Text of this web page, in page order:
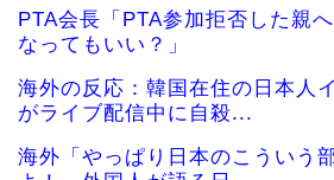
PTA会長「PTA参加拒否した親
なってもいい？」
海外の反応：韓国在住の日本人
がライブ配信中に自殺...
海外「やっぱり日本のこういう